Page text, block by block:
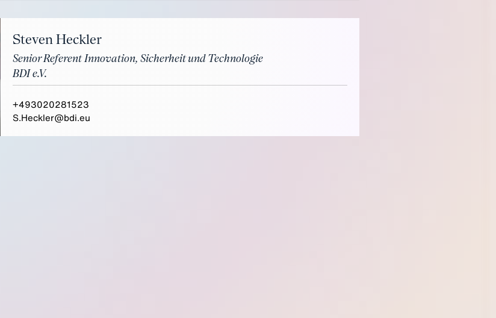
Steven Heckler
Senior Referent Innovation, Sicherheit und Technologie
BDI e.V.
+493020281523
S.Heckler@bdi.eu